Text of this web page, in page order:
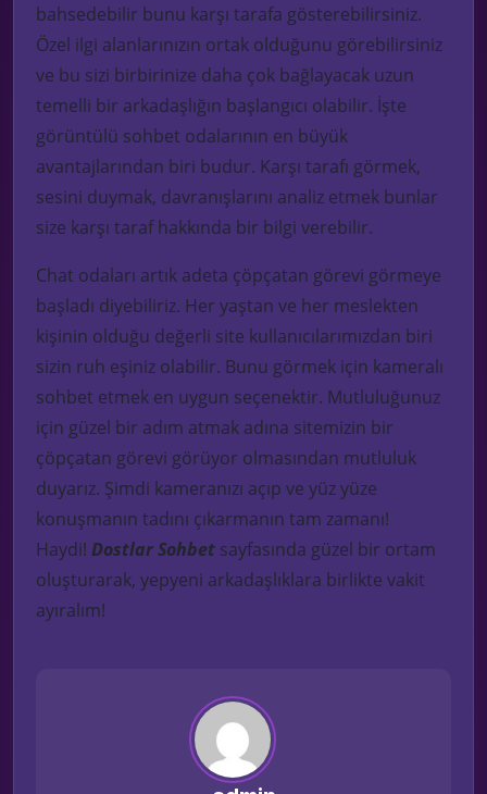
bahsedebilir bunu karşı tarafa gösterebilirsiniz.
Özel ilgi alanlarınızın ortak olduğunu görebilirsiniz
ve bu sizi birbirinize daha çok bağlayacak uzun
temelli bir arkadaşlığın başlangıcı olabilir. İşte
görüntülü sohbet odalarının en büyük
avantajlarından biri budur. Karşı tarafı görmek,
sesini duymak, davranışlarını analiz etmek bunlar
size karşı taraf hakkında bir bilgi verebilir.
Chat odaları artık adeta çöpçatan görevi görmeye
başladı diyebiliriz. Her yaştan ve her meslekten
kişinin olduğu değerli site kullanıcılarımızdan biri
sizin ruh eşiniz olabilir. Bunu görmek için kameralı
sohbet etmek en uygun seçenektir. Mutluluğunuz
için güzel bir adım atmak adına sitemizin bir
çöpçatan görevi görüyor olmasından mutluluk
duyarız. Şimdi kameranızı açıp ve yüz yüze
konuşmanın tadını çıkarmanın tam zamanı!
Haydi! Dostlar Sohbet sayfasında güzel bir ortam
oluşturarak, yepyeni arkadaşlıklara birlikte vakit
ayıralım!